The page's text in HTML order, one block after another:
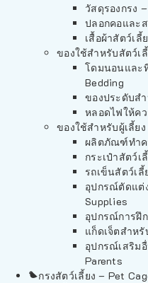
วัสดุรองกรง
ปลอกคอและ
เสื้อผ้าสัตว์เ
ของใช้สำหรับสัตว์เ
โดมนอนและ
Bedding
ของประดับส
หลอดไฟให้ค
ของใช้สำหรับผู้เลี้ย
ผลิตภัณฑ์ทำค
กระเป๋าสัตว์เ
รถเข็นสัตว์เลี้
อุปกรณ์ตัดแต่
Supplies
อุปกรณ์การฝึ
แก็ดเจ็ตสำห
อุปกรณ์เสริม
Parents
กรงสัตว์เลี้ยง – Pet